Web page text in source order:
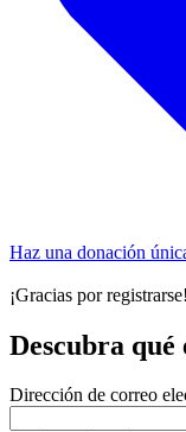
Haz una donación
¡Gracias por registrarse!
Descubra qué
Dirección de correo